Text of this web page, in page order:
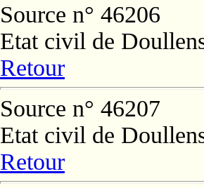
Source n° 46206
Etat civil de
Retour
Source n° 46207
Etat civil de
Retour